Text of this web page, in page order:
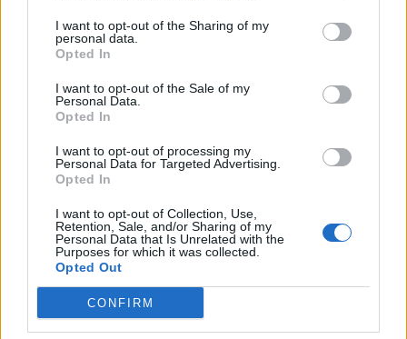
I want to opt-out of the Sharing of my
personal data.
Opted In
I want to opt-out of the Sale of my
Personal Data.
Opted In
I want to opt-out of processing my
Personal Data for Targeted Advertising.
Opted In
I want to opt-out of Collection, Use,
Retention, Sale, and/or Sharing of my
Personal Data that Is Unrelated with the
Purposes for which it was collected.
Opted Out
CONFIRM
Zpravodajství
Do Milínské se vrátí dělníci, úplné dokončení jí
čeká až na...
Radek Ctibor - 9. 2. 2023
PŘÍBRAM – Začátkem prosince loňského roku utichl stavební ruch
v Milínské ulici a po více jak roce se do ní opět vrátila doprava.
Nicméně chodci...